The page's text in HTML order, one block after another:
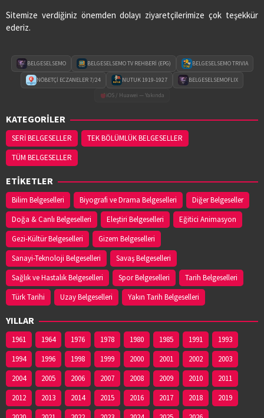
Sitemize verdiğiniz önemden dolayı ziyaretçilerimize çok teşekkür
ederiz.
BELGESELSEMO BELGESELSEMO TV REHBERİ (EPG) BELGESELSEMO TRIVIA
NÖBETÇİ ECZANELER 7/24 NUTUK 1919-1927
BELGESELSEMOFLIX
iOS / Huawei — Yakında
KATEGORİLER
SERİ BELGESELLER
TEK BÖLÜMLÜK BELGESELLER
TÜM BELGESELLER
ETİKETLER
Bilim Belgeselleri Biyografi ve Drama Belgeselleri
Diğer Belgeseller
Doğa & Canlı Belgeselleri
Eleştiri Belgeselleri
Eğitici Animasyon
Gezi-Kültür Belgeselleri
Gizem Belgeselleri
Sanayi-Teknoloji Belgeselleri
Savaş Belgeselleri
Sağlık ve Hastalık Belgeselleri
Spor Belgeselleri
Tarih Belgeselleri
Türk Tarihi
Uzay Belgeselleri Yakın Tarih Belgeselleri
YILLAR
1961 1964 1976 1978 1980 1985 1991
1993
1994
1996 1998 1999 2000 2001 2002
2003
2004
2005 2006 2007 2008 2009 2010
2011
2012
2013 2014 2015 2016 2017 2018
2019